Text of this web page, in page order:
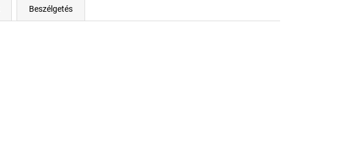
Beszélgetés